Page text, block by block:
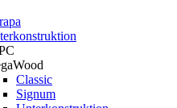
Classic
Signum